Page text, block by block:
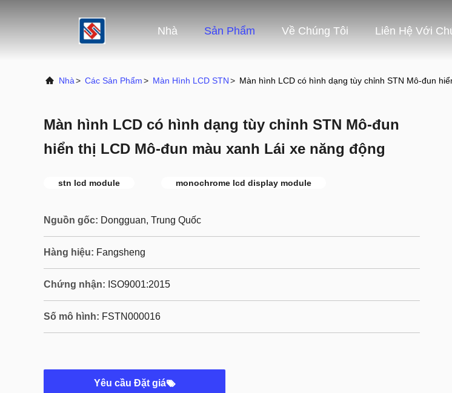
Nhà Sản Phẩm Về Chúng Tôi Liên Hệ Với
Nhà> Các Sản Phẩm> Màn Hình LCD STN> Màn hình LCD có hình dạng tùy chỉnh STN Mô-đun
Màn hình LCD có hình dạng tùy chỉnh STN Mô-đun
hiển thị LCD Mô-đun màu xanh Lái xe năng động
stn lcd module monochrome lcd display module
Nguồn gốc: Dongguan, Trung Quốc
Hàng hiệu: Fangsheng
Chứng nhận: ISO9001:2015
Số mô hình: FSTN000016
Yêu cầu Đặt giá